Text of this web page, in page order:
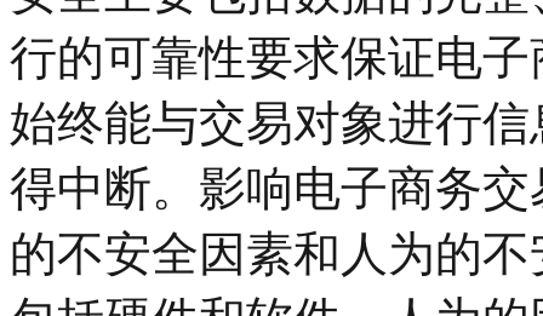
行的可靠性要求保证电
始终能与交易对象进行
得中断。影响电子商务
的不安全因素和人为的